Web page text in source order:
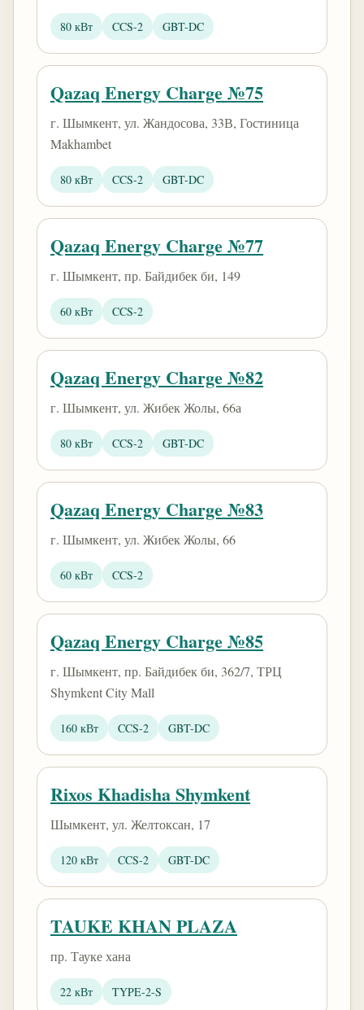
80 кВт CCS-2 GBT-DC
Qazaq Energy Charge №75
г. Шымкент, ул. Жандосова, 33В, Гостиница
Makhambet
80 кВт CCS-2 GBT-DC
Qazaq Energy Charge №77
г. Шымкент, пр. Байдибек би, 149
60 кВт CCS-2
Qazaq Energy Charge №82
г. Шымкент, ул. Жибек Жолы, 66а
80 кВт CCS-2 GBT-DC
Qazaq Energy Charge №83
г. Шымкент, ул. Жибек Жолы, 66
60 кВт CCS-2
Qazaq Energy Charge №85
г. Шымкент, пр. Байдибек би, 362/7, ТРЦ
Shymkent City Mall
160 кВт CCS-2 GBT-DC
Rixos Khadisha Shymkent
Шымкент, ул. Желтоксан, 17
120 кВт CCS-2 GBT-DC
TAUKE KHAN PLAZA
пр. Тауке хана
22 кВт TYPE-2-S